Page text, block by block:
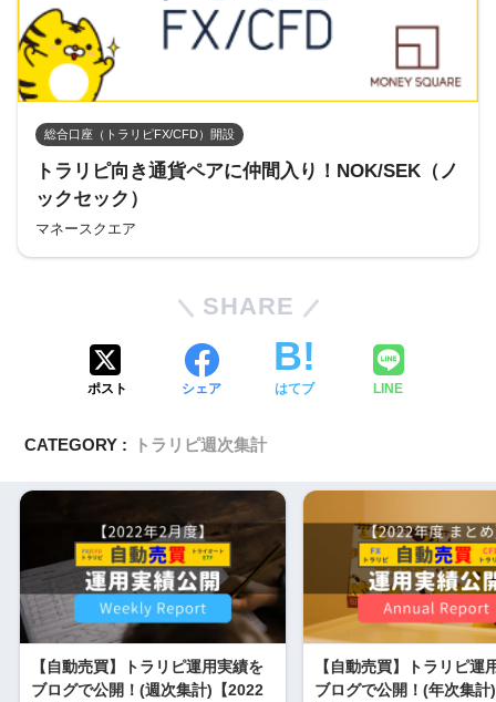
総合口座（トラリピFX/CFD）開設
トラリピ向き通貨ペアに仲間入り！NOK/SEK（ノ
ックセック）
マネースクエア
SHARE
ポスト シェア はてブ LINE
CATEGORY : トラリピ週次集計
【自動売買】トラリピ運用実績を
ブログで公開！(週次集計)【2022
【自動売買】トラリピ運
ブログで公開！(年次集計